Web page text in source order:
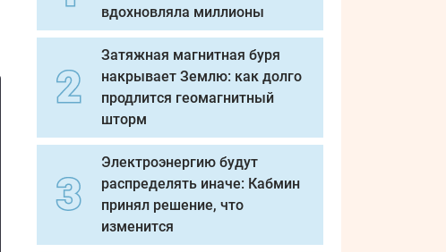
вдохновляла миллионы
Затяжная магнитная буря
накрывает Землю: как долго
продлится геомагнитный
шторм
Электроэнергию будут
распределять иначе: Кабмин
принял решение, что
изменится